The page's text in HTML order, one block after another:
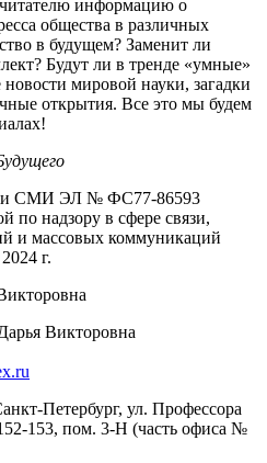
информацию о
общества в различных
в будущем? Заменит ли
Будут ли в тренде «умные»
мировой науки, загадки
открытия. Все это мы будем
СМИ ЭЛ № ФС77-86593
по надзору в сфере связи,
и массовых коммуникаций
г.
Викторовна
Петербург, ул. Профессора
153, пом. 3-Н (часть офиса №